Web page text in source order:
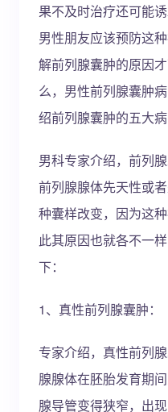
果不及时治疗还可能
男性朋友应该预防这
解前列腺囊肿的原因
么，男性前列腺囊肿
绍前列腺囊肿的五大病
男科专家介绍，前列
前列腺腺体先天性或
种囊样改变，因为这
此其原因也就各不一
下：
1、真性前列腺囊肿：
专家介绍，真性前列
腺腺体在胚胎发育期
腺导管变得狭窄，出